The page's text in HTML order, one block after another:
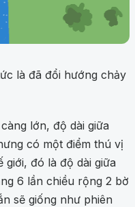
là đã đổi hướng chảy
lớn, độ dài giữa
có một điểm thú vị
đó là độ dài giữa
6 lần chiều rộng 2 bờ
sẽ giống như phiên